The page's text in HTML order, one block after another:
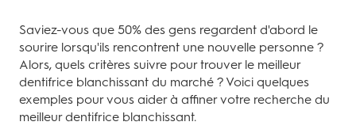
Saviez-vous que 50% des gens regardent d'abord le
sourire lorsqu'ils rencontrent une nouvelle personne ?
Alors, quels critères suivre pour trouver le meilleur
dentifrice blanchissant du marché ? Voici quelques
exemples pour vous aider à affiner votre recherche du
meilleur dentifrice blanchissant.